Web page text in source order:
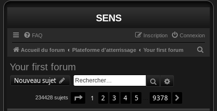
SENS
FAQ Connexion
Inscription
Accueil du forum Plateforme d'atterrissage Your first forum
r
Your first forum
Nouveau sujet Rechercher
234428 sujets Page 1sur9378
1 2 3 4 5 9378